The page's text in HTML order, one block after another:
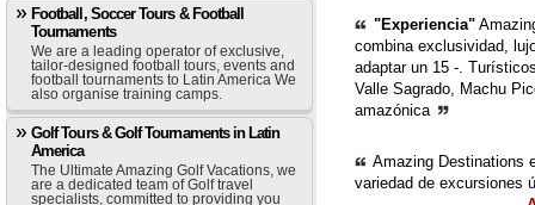
Football, Soccer Tours & Football
Tournaments
We are a leading operator of exclusive,
tailor-designed football tours, events and
football tournaments to Latin America We
also organise training camps.
Golf Tours & Golf Tournaments in Latin
America
The Ultimate Amazing Golf Vacations, we
are a dedicated team of Golf travel
specialists, committed to providing you
"Experiencia"
combina exclusividad,
adaptar un 15 -.
Valle Sagrado, Machu
amazónica
Amazing Destinations
variedad de